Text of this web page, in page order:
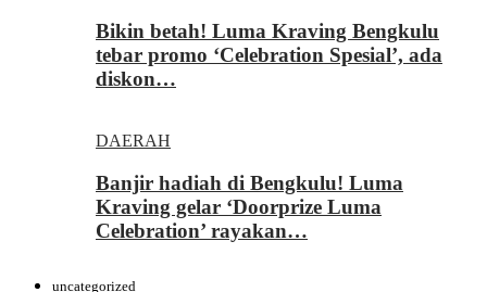
Bikin betah! Luma Kraving Bengkulu
tebar promo ‘Celebration Spesial’, ada
diskon…
DAERAH
Banjir hadiah di Bengkulu! Luma
Kraving gelar ‘Doorprize Luma
Celebration’ rayakan…
uncategorized